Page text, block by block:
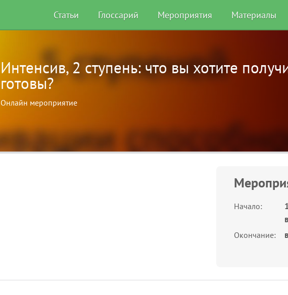
Статьи Глоссарий Мероприятия Материалы
Интенсив, 2 ступень: что вы хотите
готовы?
Онлайн мероприятие
Начало
в
Окончание в